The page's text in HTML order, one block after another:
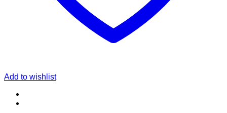
Add to wishlist